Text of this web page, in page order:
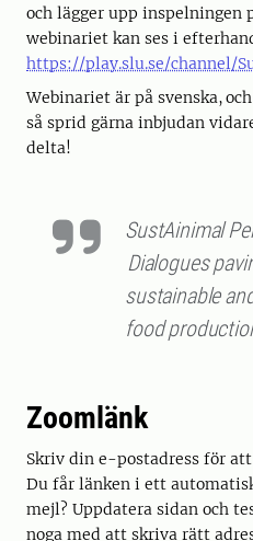
och lägger upp inspelningen
webinariet kan ses i
https://play.slu.se/channel/
Webinariet är på svenska,
så sprid gärna inbjudan
delta!
SustAinimal
Dialogues
sustainable
food
Zoomlänk
Skriv din e-postadress för
Du får länken i ett
mejl? Uppdatera sidan och
noga med att skriva rätt